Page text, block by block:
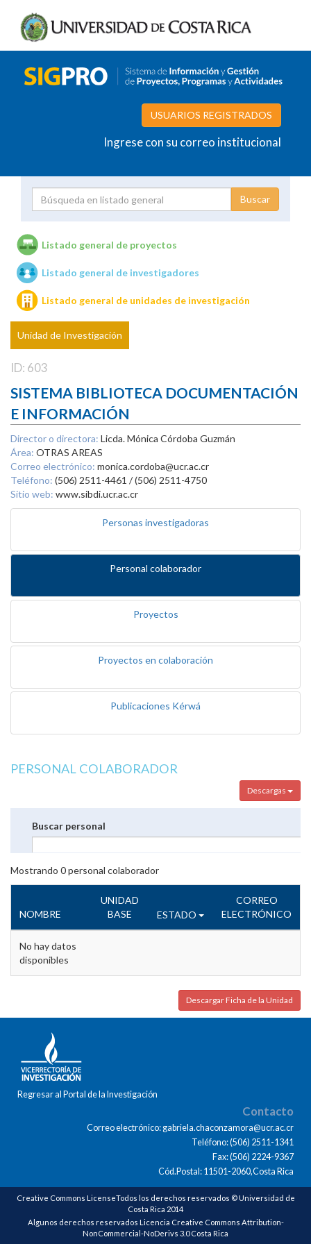
USUARIOS REGISTRADOS
Ingrese con su correo institucional
Unidades de investigación
Listado general de proyectos
Listado general de investigadores
Listado general de unidades de investigación
Unidad de Investigación
ID: 603
SISTEMA BIBLIOTECA DOCUMENTACIÓN
E INFORMACIÓN
Director o directora: Licda. Mónica Córdoba Guzmán
Área: OTRAS AREAS
Correo electrónico: monica.cordoba@ucr.ac.cr
Teléfono: (506) 2511-4461 / (506) 2511-4750
Sitio web: www.sibdi.ucr.ac.cr
Personas investigadoras
Personal colaborador
Proyectos
Proyectos en colaboración
Publicaciones Kérwá
PERSONAL COLABORADOR
Descargas
Buscar personal
Mostrando 0personal colaborador
NOMBRE
UNIDAD
BASE
ESTADO
CORREO
ELECTRÓNICO
No hay datos
disponibles
Descargar Ficha de la Unidad
Regresar al Portal de la Investigación
Contacto
Correo electrónico: gabriela.chaconzamora@ucr.ac.cr
Teléfono: (506) 2511-1341
Fax: (506) 2224-9367
Cód.Postal: 11501-2060,Costa Rica
Creative Commons LicenseTodos los derechos reservados © Universidad de
Costa Rica 2014
Algunos derechos reservados Licencia Creative Commons Attribution-
NonCommercial-NoDerivs 3.0 Costa Rica